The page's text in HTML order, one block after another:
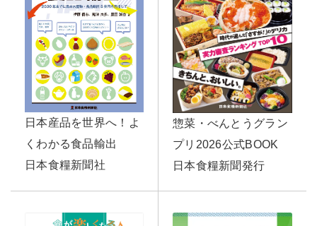
日本産品を世界へ！よ
くわかる食品輸出
日本食糧新聞社
惣菜・べんとうグラン
プリ2026公式BOOK
日本食糧新聞発行